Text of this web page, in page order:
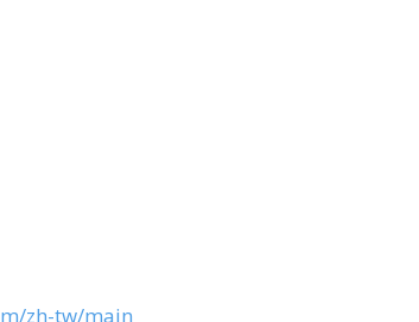
zh-tw/main